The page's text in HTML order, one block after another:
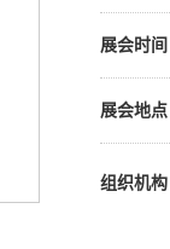
展会时
展会地
组织机构